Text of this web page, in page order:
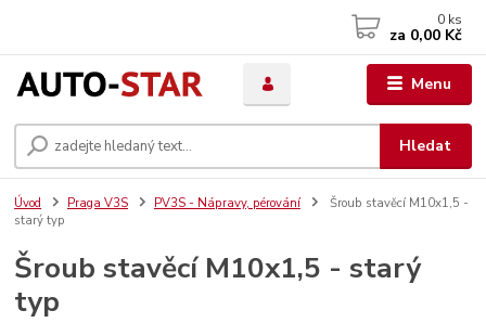
Menu
Hledat
0 ks
za 0,00 Kč
Úvod Praga V3S PV3S - Nápravy, pérování
Šroub stavěcí M10x1,5 -
starý typ
Šroub stavěcí M10x1,5 - starý
typ